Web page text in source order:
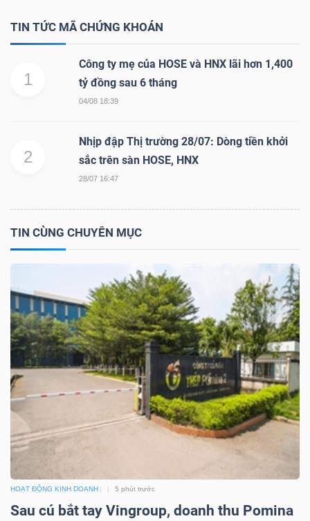
TIN TỨC MÃ CHỨNG KHOÁN
1
Công ty mẹ của HOSE và HNX lãi hơn 1,400
tỷ đồng sau 6 tháng
04/08 18:39
2
Nhịp đập Thị trường 28/07: Dòng tiền khởi
sắc trên sàn HOSE, HNX
28/07 16:47
TIN CÙNG CHUYÊN MỤC
HOẠT ĐỘNG KINH DOANH 5 phút trước
Sau cú bắt tay Vingroup, doanh thu Pomina
SECTOR
CÔNG
NGHIỆP
TIÊU
KHÔNG
THIẾT